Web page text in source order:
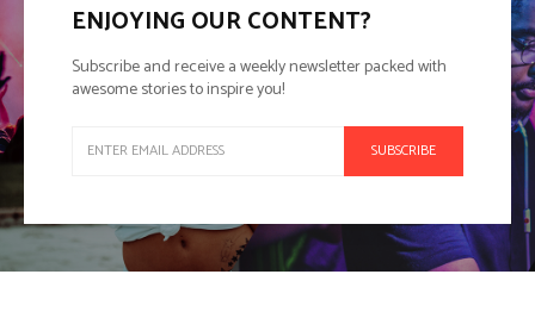
ENJOYING OUR CONTENT?
Subscribe and receive a weekly newsletter packed with
awesome stories to inspire you!
SUBSCRIBE